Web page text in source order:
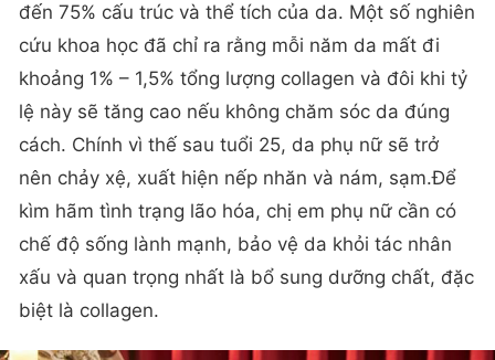
đến 75% cấu trúc và thể tích của da. Một số nghiên
cứu khoa học đã chỉ ra rằng mỗi năm da mất đi
khoảng 1% – 1,5% tổng lượng collagen và đôi khi tỷ
lệ này sẽ tăng cao nếu không chăm sóc da đúng
cách. Chính vì thế sau tuổi 25, da phụ nữ sẽ trở
nên chảy xệ, xuất hiện nếp nhăn và nám, sạm.Để
kìm hãm tình trạng lão hóa, chị em phụ nữ cần có
chế độ sống lành mạnh, bảo vệ da khỏi tác nhân
xấu và quan trọng nhất là bổ sung dưỡng chất, đặc
biệt là collagen.